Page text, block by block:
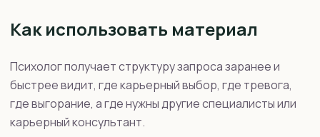
Как использовать материал
Психолог получает структуру запроса заранее и
быстрее видит, где карьерный выбор, где тревога,
где выгорание, а где нужны другие специалисты или
карьерный консультант.